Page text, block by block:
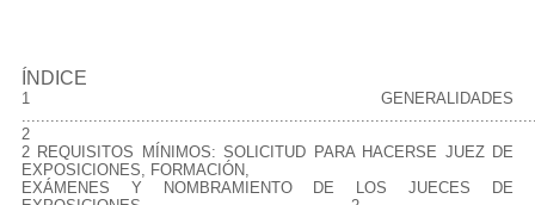
ÍNDICE
1 GENERALIDADES
2
2 REQUISITOS MÍNIMOS: SOLICITUD PARA HACERSE JUEZ DE
EXPOSICIONES, FORMACIÓN,
EXÁMENES Y NOMBRAMIENTO DE LOS JUECES DE